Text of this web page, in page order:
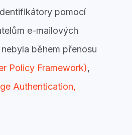
pomocí
e-mailových
během přenosu
Policy Framework),
Authentication,